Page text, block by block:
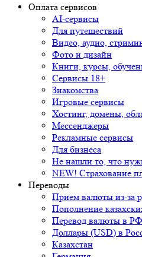
Оплата сервисов
AI-сервисы
Для путешествий
Видео, аудио,
Фото и дизайн
Книги, курсы,
Сервисы 18+
Знакомства
Игровые сервисы
Хостинг, домены,
Мессенджеры
Рекламные сервисы
Для бизнеса
Не нашли то, что
NEW! Страхование
Переводы
Прием валюты из-за
Пополнение
Перевод валюты в РФ
Доллары (USD) в
Казахстан